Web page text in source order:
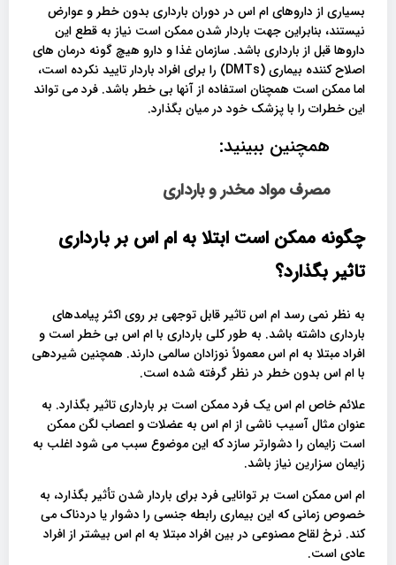
بسیاری از داروهای ام اس در دوران بارداری بدون خطر و عوارض
نیستند، بنابراین جهت باردار شدن ممکن است نیاز به قطع این
داروها قبل از بارداری باشد. سازمان غذا و دارو هیچ گونه درمان های
اصلاح کننده بیماری (DMTs) را برای افراد باردار تایید نکرده است،
اما ممکن است همچنان استفاده از آنها بی خطر باشد. فرد می تواند
این خطرات را با پزشک خود در میان بگذارد.
همچنین ببینید:
مصرف مواد مخدر و بارداری
چگونه ممکن است ابتلا به ام اس بر بارداری
تاثیر بگذارد؟
به نظر نمی رسد ام اس تاثیر قابل توجهی بر روی اکثر پیامدهای
بارداری داشته باشد. به طور کلی بارداری با ام اس بی خطر است و
افراد مبتلا به ام اس معمولاً نوزادان سالمی دارند. همچنین شیردهی
با ام اس بدون خطر در نظر گرفته شده است.
علائم خاص ام اس یک فرد ممکن است بر بارداری تاثیر بگذارد. به
عنوان مثال آسیب ناشی از ام اس به عضلات و اعصاب لگن ممکن
است زایمان را دشوارتر سازد که این موضوع سبب می شود اغلب به
زایمان سزارین نیاز باشد.
ام اس ممکن است بر توانایی فرد برای باردار شدن تأثیر بگذارد، به
خصوص زمانی که این بیماری رابطه جنسی را دشوار یا دردناک می
کند. نرخ لقاح مصنوعی در بین افراد مبتلا به ام اس بیشتر از افراد
عادی است.